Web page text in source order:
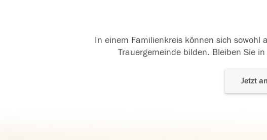
In einem Familienkreis können sich
Trauergemeinde bilden. Bleiben Sie
Jetzt